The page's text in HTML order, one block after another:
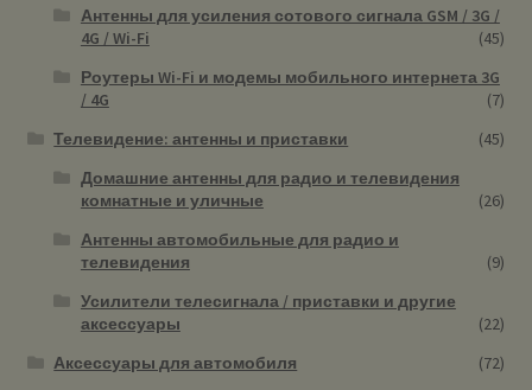
Антенны для усиления сотового сигнала GSM / 3G /
4G / Wi-Fi
(45)
Роутеры Wi-Fi и модемы мобильного интернета 3G
/ 4G
(7)
Телевидение: антенны и приставки
(45)
Домашние антенны для радио и телевидения
комнатные и уличные
(26)
Антенны автомобильные для радио и
телевидения
(9)
Усилители телесигнала / приставки и другие
аксессуары
(22)
Аксессуары для автомобиля
(72)